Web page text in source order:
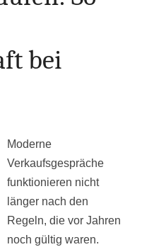
Tipps
bei
Moderne
Verkaufsgespräche
funktionieren nicht
länger nach den
Regeln, die vor Jahren
noch gültig waren.